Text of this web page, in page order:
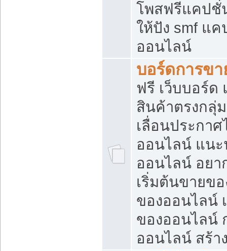
โพสฟรีแคปชั่
ให้ปัง smf แ
ออนไลน์
บอร์ดการข
ฟรี เว็บบอร์ด
สินค้าตรงกลุ่
เลื่อนประกา
ออนไลน์ แนะ
ออนไลน์ อย
เริ่มต้นขายข
ของออนไลน์
ของออนไลน์
ออนไลน์ สร้า